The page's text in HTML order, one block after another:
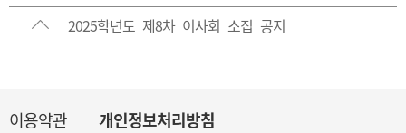
2025학년도 제8차 이사회 소집 공지
이용약관
개인정보처리방침